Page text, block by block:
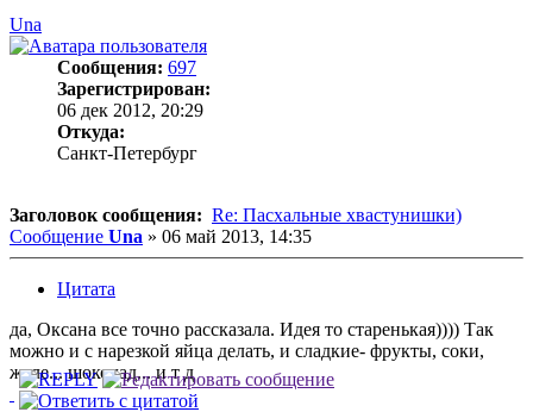
Una
Сообщения: 697
Зарегистрирован:
06 дек 2012, 20:29
Откуда:
Санкт-Петербург
Заголовок сообщения: Re: Пасхальные хвастунишки)
Сообщение Una » 06 май 2013, 14:35
Цитата
да, Оксана все точно рассказала. Идея то старенькая)))) Так
можно и с нарезкой яйца делать, и сладкие- фрукты, соки,
желе... шоколад... и т д